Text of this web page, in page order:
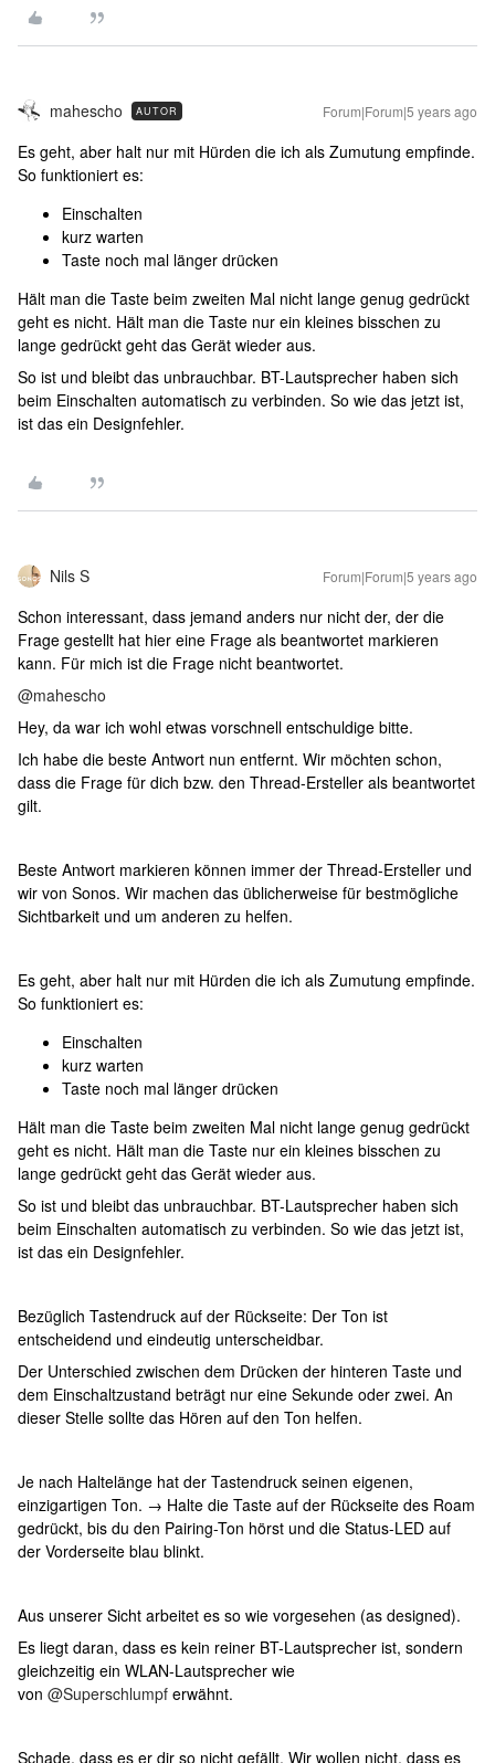
mahescho AUTOR Forum|Forum|5 years ago
Es geht, aber halt nur mit Hürden die ich als Zumutung empfinde.
So funktioniert es:
Einschalten
kurz warten
Taste noch mal länger drücken
Hält man die Taste beim zweiten Mal nicht lange genug gedrückt
geht es nicht. Hält man die Taste nur ein kleines bisschen zu
lange gedrückt geht das Gerät wieder aus.
So ist und bleibt das unbrauchbar. BT-Lautsprecher haben sich
beim Einschalten automatisch zu verbinden. So wie das jetzt ist,
ist das ein Designfehler.
Nils S Forum|Forum|5 years ago
Schon interessant, dass jemand anders nur nicht der, der die
Frage gestellt hat hier eine Frage als beantwortet markieren
kann. Für mich ist die Frage nicht beantwortet.
@mahescho
Hey, da war ich wohl etwas vorschnell entschuldige bitte.
Ich habe die beste Antwort nun entfernt. Wir möchten schon,
dass die Frage für dich bzw. den Thread-Ersteller als beantwortet
gilt.
Beste Antwort markieren können immer der Thread-Ersteller und
wir von Sonos. Wir machen das üblicherweise für bestmögliche
Sichtbarkeit und um anderen zu helfen.
Es geht, aber halt nur mit Hürden die ich als Zumutung empfinde.
So funktioniert es:
Einschalten
kurz warten
Taste noch mal länger drücken
Hält man die Taste beim zweiten Mal nicht lange genug gedrückt
geht es nicht. Hält man die Taste nur ein kleines bisschen zu
lange gedrückt geht das Gerät wieder aus.
So ist und bleibt das unbrauchbar. BT-Lautsprecher haben sich
beim Einschalten automatisch zu verbinden. So wie das jetzt ist,
ist das ein Designfehler.
Bezüglich Tastendruck auf der Rückseite: Der Ton ist
entscheidend und eindeutig unterscheidbar.
Der Unterschied zwischen dem Drücken der hinteren Taste und
dem Einschaltzustand beträgt nur eine Sekunde oder zwei. An
dieser Stelle sollte das Hören auf den Ton helfen.
Je nach Haltelänge hat der Tastendruck seinen eigenen,
einzigartigen Ton. → Halte die Taste auf der Rückseite des Roam
gedrückt, bis du den Pairing-Ton hörst und die Status-LED auf
der Vorderseite blau blinkt.
Aus unserer Sicht arbeitet es so wie vorgesehen (as designed).
Es liegt daran, dass es kein reiner BT-Lautsprecher ist, sondern
gleichzeitig ein WLAN-Lautsprecher wie
von @Superschlumpf erwähnt.
Schade, dass es er dir so nicht gefällt. Wir wollen nicht, dass es